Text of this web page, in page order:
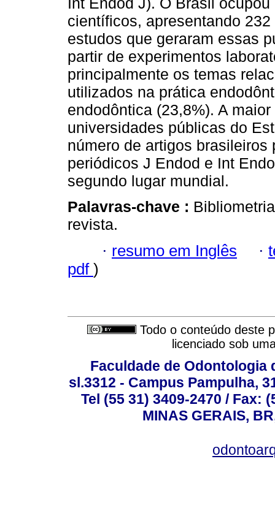
científicos, apresentando
estudos que geraram essas
partir de experimentos
principalmente os temas
utilizados na prática
endodôntica (23,8%). A
universidades públicas do
número de artigos
periódicos J Endod e Int
segundo lugar mundial.
Palavras-chave :
revista.
· resumo em Inglês ·
pdf )
Todo o conteúdo deste
licenciado sob
Faculdade de Odontologia
sl.3312 - Campus Pampulha,
Tel (55 31) 3409-2470 / Fax:
MINAS GERAIS,